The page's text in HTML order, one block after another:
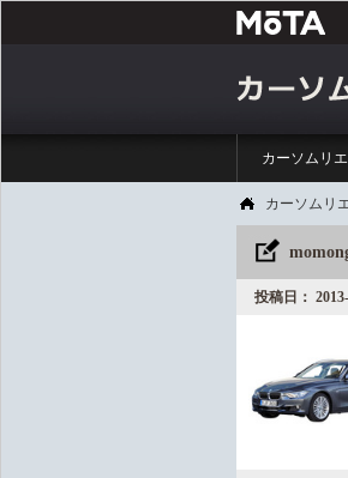
カーソムリ
カーソムリ
投稿日：